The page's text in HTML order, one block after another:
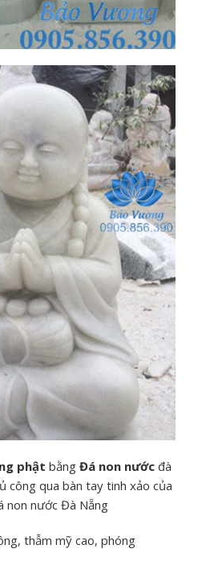
phật bằng Đá non nước đà
công qua bàn tay tinh xảo của
non nước Đà Nẵng
thẫm mỹ cao, phóng